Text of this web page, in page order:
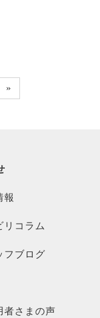
»
報
リコラム
フブログ
者さまの声